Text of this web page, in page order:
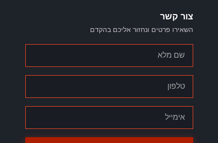
צור קשר
השאירו פרטים ונחזור אליכם בהקדם